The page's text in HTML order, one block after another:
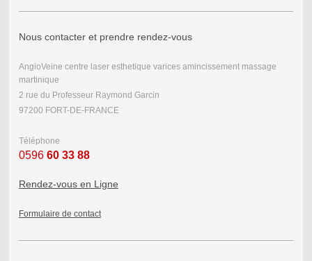
Nous contacter et prendre rendez-vous
AngioVeine centre laser esthetique varices amincissement massage
martinique
2 rue du Professeur Raymond Garcin
97200 FORT-DE-FRANCE
Téléphone
0596 60 33 88
Rendez-vous en Ligne
Formulaire de contact